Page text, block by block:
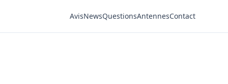
AvisNewsQuestionsAntennesContact